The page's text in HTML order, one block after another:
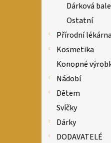
Dárková
Ostatní
Přírodní lékárna
Kosmetika
Konopné
Nádobí
Dětem
Svíčky
Dárky
DODAVATELÉ